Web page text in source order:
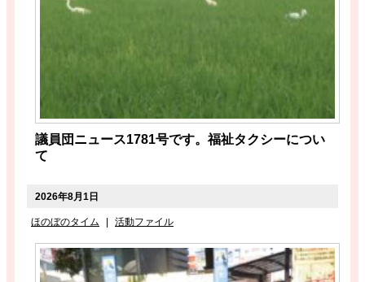
議員団ニュース1781号です。福祉タクシーについ
て
2026年8月1日
ほのぼのタイム | 活動ファイル